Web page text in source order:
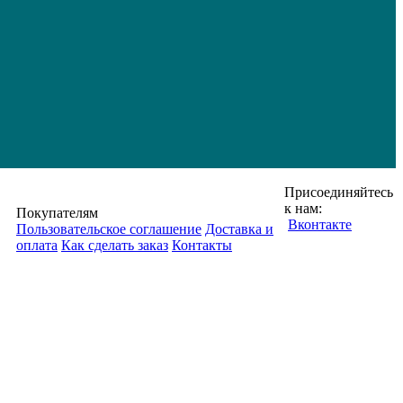
Покупателям
Пользовательское соглашение Доставка и
оплата Как сделать заказ Контакты
Присоединяйтесь
к нам:
Вконтакте